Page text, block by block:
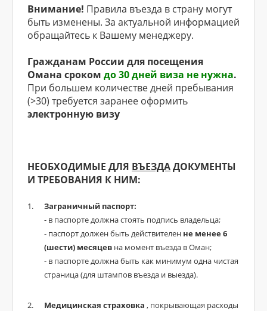
Внимание! Правила въезда в страну могут
быть изменены. За актуальной информацией
обращайтесь к Вашему менеджеру.
Гражданам России для посещения
Омана сроком до 30 дней виза не нужна.
При большем количестве дней пребывания
(>30) требуется заранее оформить
электронную визу
НЕОБХОДИМЫЕ ДЛЯ ВЪЕЗДАДОКУМЕНТЫ
И ТРЕБОВАНИЯ К НИМ:
Заграничный паспорт:
- в паспорте должна стоять подпись владельца;
- паспорт должен быть действителен не менее 6
(шести) месяцев на момент въезда в Оман;
- в паспорте должна быть как минимум одна чистая
страница (для штампов въезда и выезда).
Медицинская страховка , покрывающая расходы